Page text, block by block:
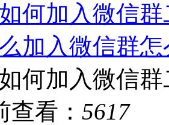
何加入微信
加入微信群怎
何加入微信
查看： 5617